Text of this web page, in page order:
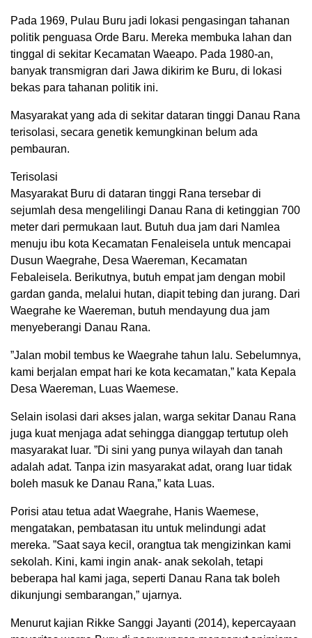
Pada 1969, Pulau Buru jadi lokasi pengasingan tahanan
politik penguasa Orde Baru. Mereka membuka lahan dan
tinggal di sekitar Kecamatan Waeapo. Pada 1980-an,
banyak transmigran dari Jawa dikirim ke Buru, di lokasi
bekas para tahanan politik ini.
Masyarakat yang ada di sekitar dataran tinggi Danau Rana
terisolasi, secara genetik kemungkinan belum ada
pembauran.
Terisolasi
Masyarakat Buru di dataran tinggi Rana tersebar di
sejumlah desa mengelilingi Danau Rana di ketinggian 700
meter dari permukaan laut. Butuh dua jam dari Namlea
menuju ibu kota Kecamatan Fenaleisela untuk mencapai
Dusun Waegrahe, Desa Waereman, Kecamatan
Febaleisela. Berikutnya, butuh empat jam dengan mobil
gardan ganda, melalui hutan, diapit tebing dan jurang. Dari
Waegrahe ke Waereman, butuh mendayung dua jam
menyeberangi Danau Rana.
”Jalan mobil tembus ke Waegrahe tahun lalu. Sebelumnya,
kami berjalan empat hari ke kota kecamatan,” kata Kepala
Desa Waereman, Luas Waemese.
Selain isolasi dari akses jalan, warga sekitar Danau Rana
juga kuat menjaga adat sehingga dianggap tertutup oleh
masyarakat luar. ”Di sini yang punya wilayah dan tanah
adalah adat. Tanpa izin masyarakat adat, orang luar tidak
boleh masuk ke Danau Rana,” kata Luas.
Porisi atau tetua adat Waegrahe, Hanis Waemese,
mengatakan, pembatasan itu untuk melindungi adat
mereka. ”Saat saya kecil, orangtua tak mengizinkan kami
sekolah. Kini, kami ingin anak- anak sekolah, tetapi
beberapa hal kami jaga, seperti Danau Rana tak boleh
dikunjungi sembarangan,” ujarnya.
Menurut kajian Rikke Sanggi Jayanti (2014), kepercayaan